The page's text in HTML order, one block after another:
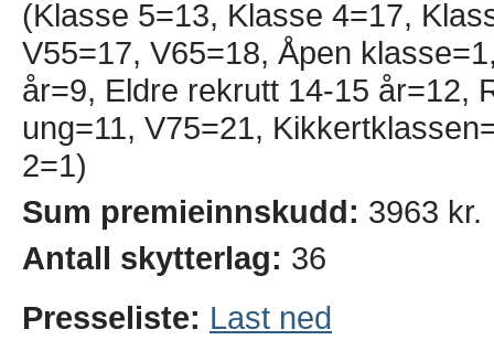
(Klasse 5=13, Klasse 4=17,
V55=17, V65=18, Åpen
år=9, Eldre rekrutt 14-15 år=12,
ung=11, V75=21,
2=1)
Sum premieinnskudd: 3963 kr.
Antall skytterlag: 36
Presseliste: Last ned